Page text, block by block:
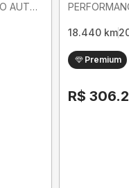
PERFORMANCE 2.0 TFSI QUATTRO AUTOMATICO
18.440 km
Premium
R$